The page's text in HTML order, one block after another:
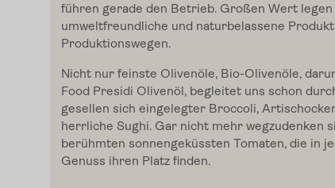
Home
Zum Shop
führen gerade den Betrieb. Großen Wert legen
umweltfreundliche und naturbelassene
Produktionswegen.
Nicht nur feinste Olivenöle, Bio-Olivenöle,
Food Presidi Olivenöl, begleitet uns schon
gesellen sich eingelegter Broccoli,
herrliche Sughi. Gar nicht mehr wegzudenken
berühmten sonnengeküssten Tomaten, die in
Genuss ihren Platz finden.